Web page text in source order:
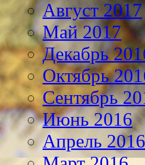
Август 2017
Май 2017
Декабрь
Октябрь
Сентябрь
Июнь 2016
Апрель 2016